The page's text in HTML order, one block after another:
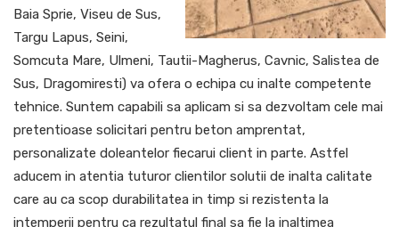
Baia Sprie, Viseu de Sus,
Targu Lapus, Seini,
Somcuta Mare, Ulmeni, Tautii-Magherus, Cavnic, Salistea de
Sus, Dragomiresti) va ofera o echipa cu inalte competente
tehnice. Suntem capabili sa aplicam si sa dezvoltam cele mai
pretentioase solicitari pentru beton amprentat,
personalizate doleantelor fiecarui client in parte. Astfel
aducem in atentia tuturor clientilor solutii de inalta calitate
care au ca scop durabilitatea in timp si rezistenta la
intemperii pentru ca rezultatul final sa fie la inaltimea